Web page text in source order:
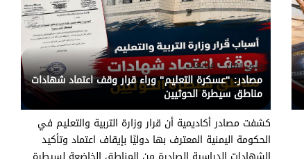
يني يمن - متابعات
مصادر: "عسكرة التعليم" وراء قرار وقف اعتماد شهادات
مناطق سيطرة الحوثيين
كشفت مصادر أكاديمية أن قرار وزارة التربية والتعليم في
الحكومة اليمنية المعترف بها دوليًا بإيقاف اعتماد وتأكيد